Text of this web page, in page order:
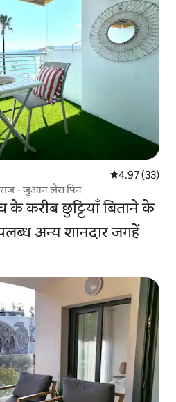
औसत रेटिंग 5 में
4.97 (33)
- जुआन लेस पिन
करीब छुट्टियाँ बिताने के
अन्य शानदार जगहें